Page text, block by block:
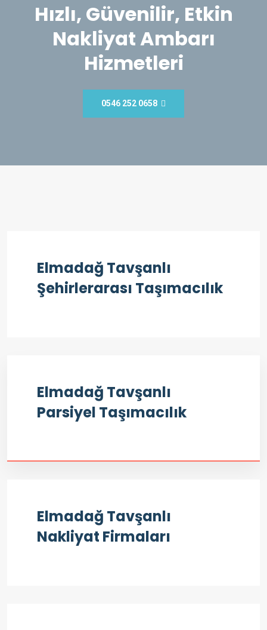
Hızlı, Güvenilir, Etkin
Nakliyat Ambarı
Hizmetleri
0546 252 0658
Elmadağ Tavşanlı
Şehirlerarası Taşımacılık
Elmadağ Tavşanlı
Parsiyel Taşımacılık
Elmadağ Tavşanlı
Nakliyat Firmaları